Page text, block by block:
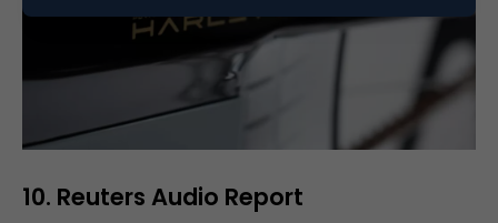
10. Reuters Audio Report